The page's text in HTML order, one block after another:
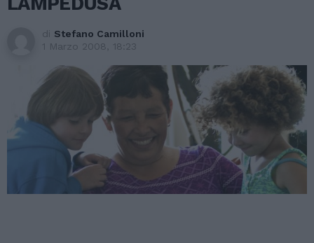
di Stefano Camilloni
1 Marzo 2008, 18:23